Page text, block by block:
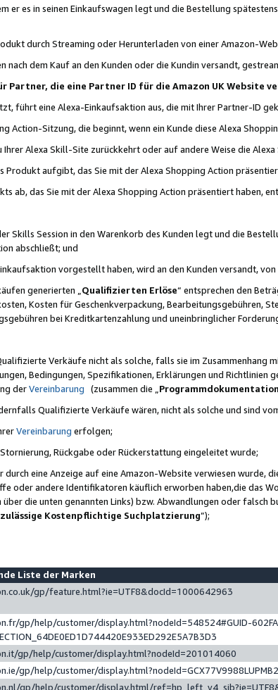
er es in seinen Einkaufswagen legt und die Bestellung
durch Streaming oder Herunterladen von einer Amazon-
dem Kauf an den Kunden oder die Kundin versandt,
die eine Partner ID für die Amazon UK Website
führt eine Alexa-Einkaufsaktion aus, die mit Ihrer Partner-ID
Action-Sitzung, die beginnt, wenn ein Kunde diese Alexa
Alexa Skill-Site zurückkehrt oder auf andere Weise die
aufgibt, das Sie mit der Alexa Shopping Action präsentiert
ab, das Sie mit der Alexa Shopping Action präsentiert haben,
Skills Session in den Warenkorb des Kunden legt und die
abschließt; und
vorgestellt haben, wird an den Kunden versandt,
generierten „ Qualifizierten Erlöse“ entsprechen den
Kosten für Geschenkverpackung, Bearbeitungsgebühren,
bei Kreditkartenzahlung und uneinbringlicher
Verkäufe nicht als solche, falls sie im Zusammenhang
Bedingungen, Spezifikationen, Erklärungen und
derVereinbarung (zusammen die „ Programmdokumentation
Qualifizierte Verkäufe wären, nicht als solche und sind
Vereinbarung erfolgen;
Rückgabe oder Rückerstattung eingeleitet wurde;
eine Anzeige auf eine Amazon-Website verwiesen wurde,
oder andere Identifikatoren käuflich erworben haben,die das
die unten genannten Links) bzw. Abwandlungen oder falsch
Kostenpflichtige Suchplatzierung”);
Liste der Marken
gp/feature.html?ie=UTF8&docId=1000642963
gp/help/customer/display.html?nodeId=548524#GUID-
gp/help/customer/display.html?nodeId=201014060
gp/help/customer/display.html?nodeId=GCX77V9988LUPMB2
gp/help/customer/display.html/